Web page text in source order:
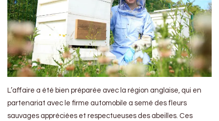
L’affaire a été bien préparée avec la région anglaise, qui en
partenariat avec le firme automobile a semé des fleurs
sauvages appréciées et respectueuses des abeilles. Ces